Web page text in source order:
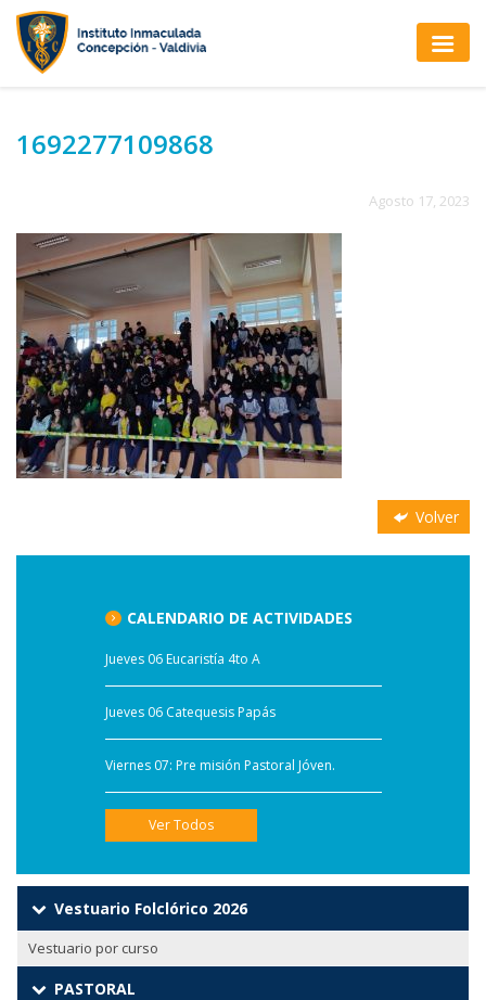
1692277109868
Agosto 17, 2023
Volver
CALENDARIO DE ACTIVIDADES
Jueves 06 Eucaristía 4to A
Jueves 06 Catequesis Papás
Viernes 07: Pre misión Pastoral Jóven.
Ver Todos
Vestuario Folclórico 2026
Vestuario por curso
PASTORAL